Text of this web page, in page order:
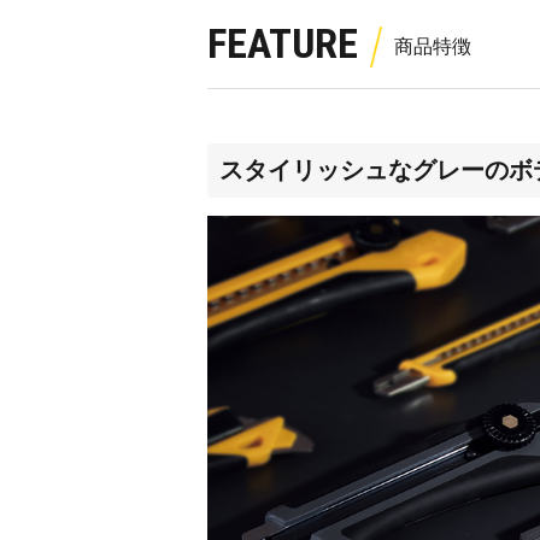
FEATURE
スタイリッシュなグレーのボ